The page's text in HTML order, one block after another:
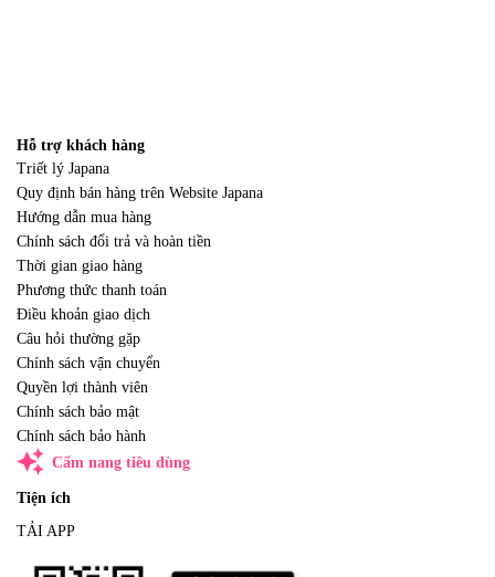
Hỗ trợ khách hàng
Triết lý Japana
Quy định bán hàng trên Website Japana
Hướng dẫn mua hàng
Chính sách đổi trả và hoàn tiền
Thời gian giao hàng
Phương thức thanh toán
Điều khoản giao dịch
Câu hỏi thường gặp
Chính sách vận chuyển
Quyền lợi thành viên
Chính sách bảo mật
Chính sách bảo hành
auto_awesome Cẩm nang tiêu dùng
Tiện ích
TẢI APP